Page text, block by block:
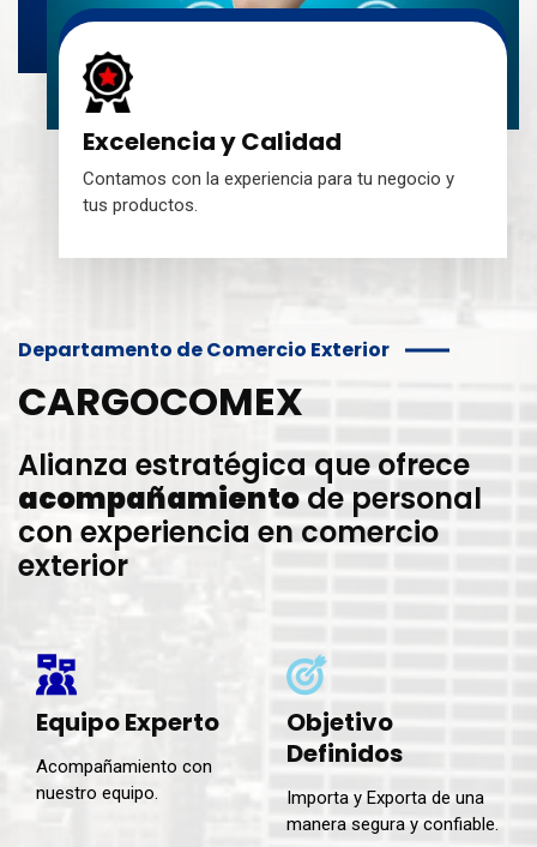
Excelencia y Calidad
Contamos con la experiencia para tu negocio y
tus productos.
Departamento de Comercio Exterior
CARGOCOMEX
Alianza estratégica que ofrece
acompañamiento de personal
con experiencia en comercio
exterior
Equipo Experto
Acompañamiento con
nuestro equipo.
Objetivo
Definidos
Importa y Exporta de una
manera segura y confiable.